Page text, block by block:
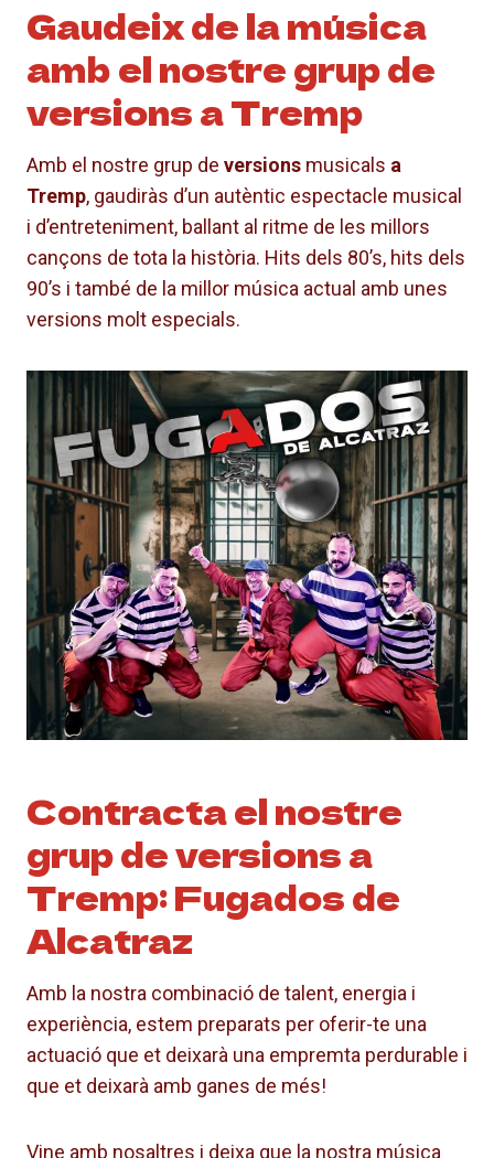
Gaudeix de la música
amb el nostre grup de
versions a Tremp
Amb el nostre grup de versions musicals a
Tremp, gaudiràs d’un autèntic espectacle musical
i d’entreteniment, ballant al ritme de les millors
cançons de tota la història. Hits dels 80’s, hits dels
90’s i també de la millor música actual amb unes
versions molt especials.
Contracta el nostre
grup de versions a
Tremp: Fugados de
Alcatraz
Amb la nostra combinació de talent, energia i
experiència, estem preparats per oferir-te una
actuació que et deixarà una empremta perdurable i
que et deixarà amb ganes de més!
Vine amb nosaltres i deixa que la nostra música